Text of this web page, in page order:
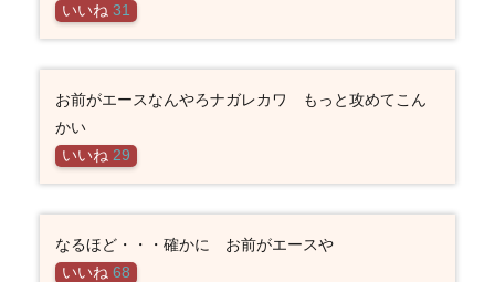
いいね 31
お前がエースなんやろナガレカワ もっと攻めてこん
かい
いいね 29
なるほど・・・確かに お前がエースや
いいね 68